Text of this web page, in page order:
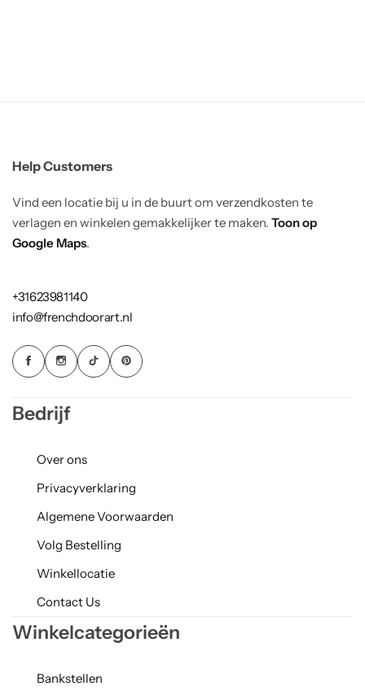
Help Customers
Vind een locatie bij u in de buurt om verzendkosten te
verlagen en winkelen gemakkelijker te maken. Toon op
Google Maps.
+31623981140
info@frenchdoorart.nl
Bedrijf
Over ons
Privacyverklaring
Algemene Voorwaarden
Volg Bestelling
Winkellocatie
Contact Us
Winkelcategorieën
Bankstellen